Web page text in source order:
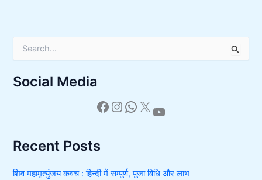
e
r
r
:
Social Media
Recent Posts
शिव महामृत्युंजय कवच : हिन्दी में सम्पूर्ण, पूजा विधि और लाभ